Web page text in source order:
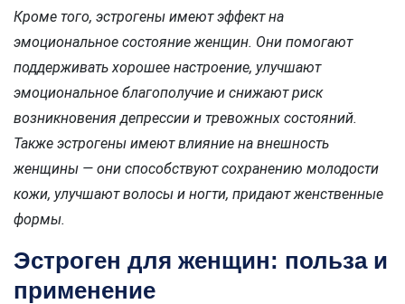
Кроме того, эстрогены имеют эффект на
эмоциональное состояние женщин. Они помогают
поддерживать хорошее настроение, улучшают
эмоциональное благополучие и снижают риск
возникновения депрессии и тревожных состояний.
Также эстрогены имеют влияние на внешность
женщины — они способствуют сохранению молодости
кожи, улучшают волосы и ногти, придают женственные
формы.
Эстроген для женщин: польза и
применение